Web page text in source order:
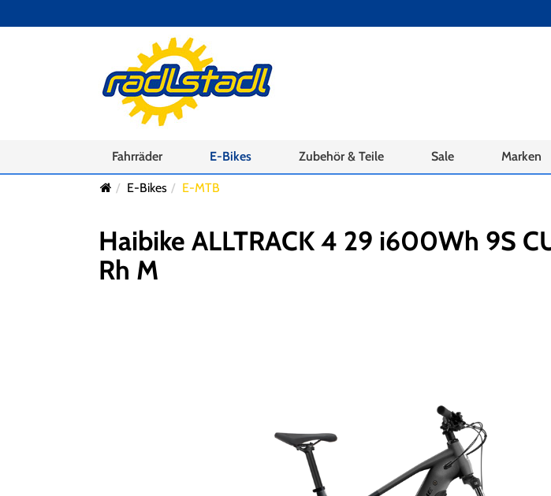
Fahrräder E-Bikes Zubehör & Teile Sale Marken
E-Bikes E-MTB
Haibike ALLTRACK 4 29 i600Wh 9S
Rh M